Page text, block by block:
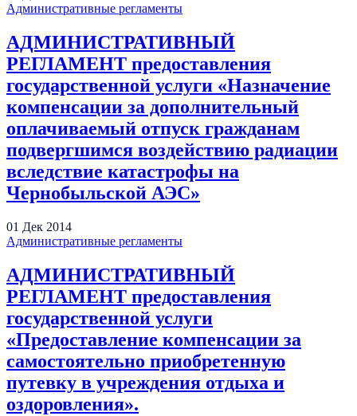
Административные регламенты
АДМИНИСТРАТИВНЫЙ
РЕГЛАМЕНТ предоставления
государственной услуги «Назначение
компенсации за дополнительный
оплачиваемый отпуск гражданам
подвергшимся воздействию радиации
вследствие катастрофы на
Чернобыльской АЭС»
01 Дек 2014
Административные регламенты
АДМИНИСТРАТИВНЫЙ
РЕГЛАМЕНТ предоставления
государственной услуги
«Предоставление компенсации за
самостоятельно приобретенную
путевку в учреждения отдыха и
оздоровления».